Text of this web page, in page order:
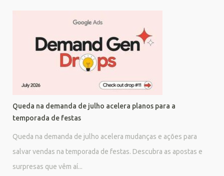
Queda na demanda de julho acelera planos para a
temporada de festas
Queda na demanda de julho acelera mudanças e ações para
salvar vendas na temporada de festas. Descubra as apostas e
surpresas que vêm aí...